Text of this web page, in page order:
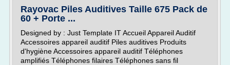
Rayovac Piles Auditives Taille 675 Pack de
60 + Porte ...
Designed by : Just Template IT Accueil Appareil Auditif
Accessoires appareil auditif Piles auditives Produits
d'hygiène Accessoires appareil auditif Téléphones
amplifiés Téléphones filaires Téléphones sans fil